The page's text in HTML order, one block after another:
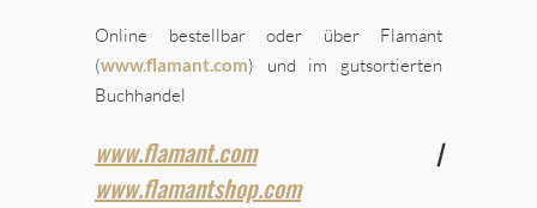
Online bestellbar oder über Flamant
(www.flamant.com) und im gutsortierten
Buchhandel
www.flamant.com|
www.flamantshop.com